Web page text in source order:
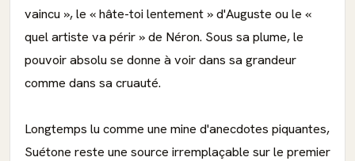
vaincu », le « hâte-toi lentement » d'Auguste ou le «
quel artiste va périr » de Néron. Sous sa plume, le
pouvoir absolu se donne à voir dans sa grandeur
comme dans sa cruauté.
Longtemps lu comme une mine d'anecdotes piquantes,
Suétone reste une source irremplaçable sur le premier